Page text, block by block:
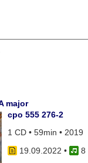
major
cpo 555 276-2
1 CD • 59min • 2019
19.09.2022 •
8